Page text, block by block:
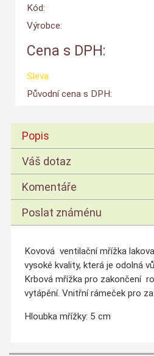
Kód:
Výrobce:
Cena s DPH:
Sleva:
Původní cena s DPH:
Popis
Váš dotaz
Komentáře
Poslat známénu
Kovová ventilační mřížka
vysoké kvality, která je odolná
Krbová mřížka pro zakončení
vytápění. Vnitřní rámeček pro
Hloubka mřížky: 5 cm